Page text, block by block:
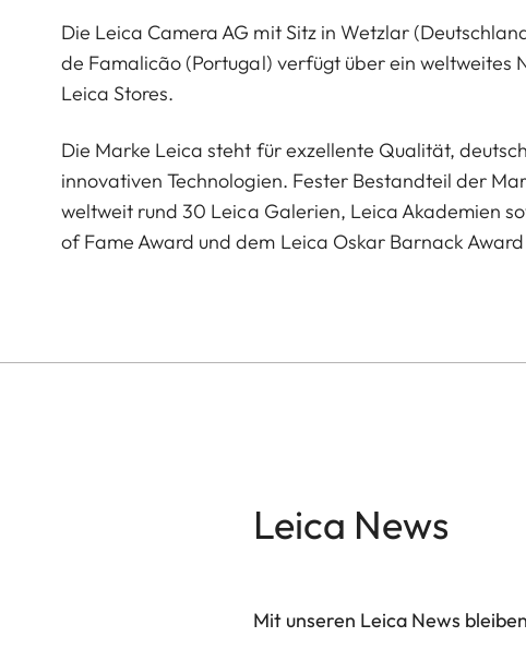
Die Leica Camera AG mit Sitz in Wetzlar
de Famalicão (Portugal) verfügt über ein weltweites
Leica Stores.
Die Marke Leica steht für exzellente Qualität,
innovativen Technologien. Fester Bestandteil der
weltweit rund 30 Leica Galerien, Leica Akademien
of Fame Award und dem Leica Oskar Barnack
Leica News
Mit unseren Leica News